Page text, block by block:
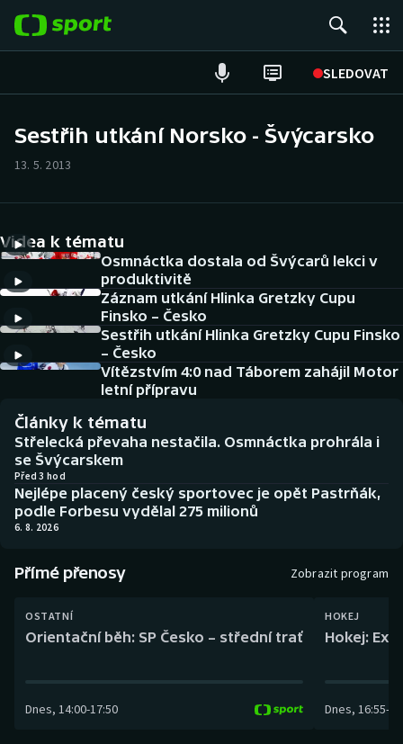
SLEDOVAT
Hokej
Tenis
Atletika
Cyklistika
DALŠÍ SPORTY
Americký fotbal
Baseball a softbal
Basketbal
Biatlon
Curling
Florbal
NEPŘEHLÉDNĚTE
Soutěže
Historické návraty
Aplikace ČT sport
Sestřih utkání Norsko - Švýcarsko
13. 5. 2013
Videa k tématu
Osmnáctka dostala od Švýcarů lekci v
produktivitě
Záznam utkání Hlinka Gretzky Cupu
Finsko – Česko
Sestřih utkání Hlinka Gretzky Cupu Finsko
– Česko
Vítězstvím 4:0 nad Táborem zahájil Motor
letní přípravu
Články k tématu
Střelecká převaha nestačila. Osmnáctka prohrála i
se Švýcarskem
Před 3 hod
Nejlépe placený český sportovec je opět Pastrňák,
podle Forbesu vydělal 275 milionů
6. 8. 2026
Přímé přenosy Zobrazit program
OSTATNÍ
Orientační běh: SP Česko – střední trať
Dnes, 14:00-17:50
HOKEJ
Hokej:
Dnes, 16:55-